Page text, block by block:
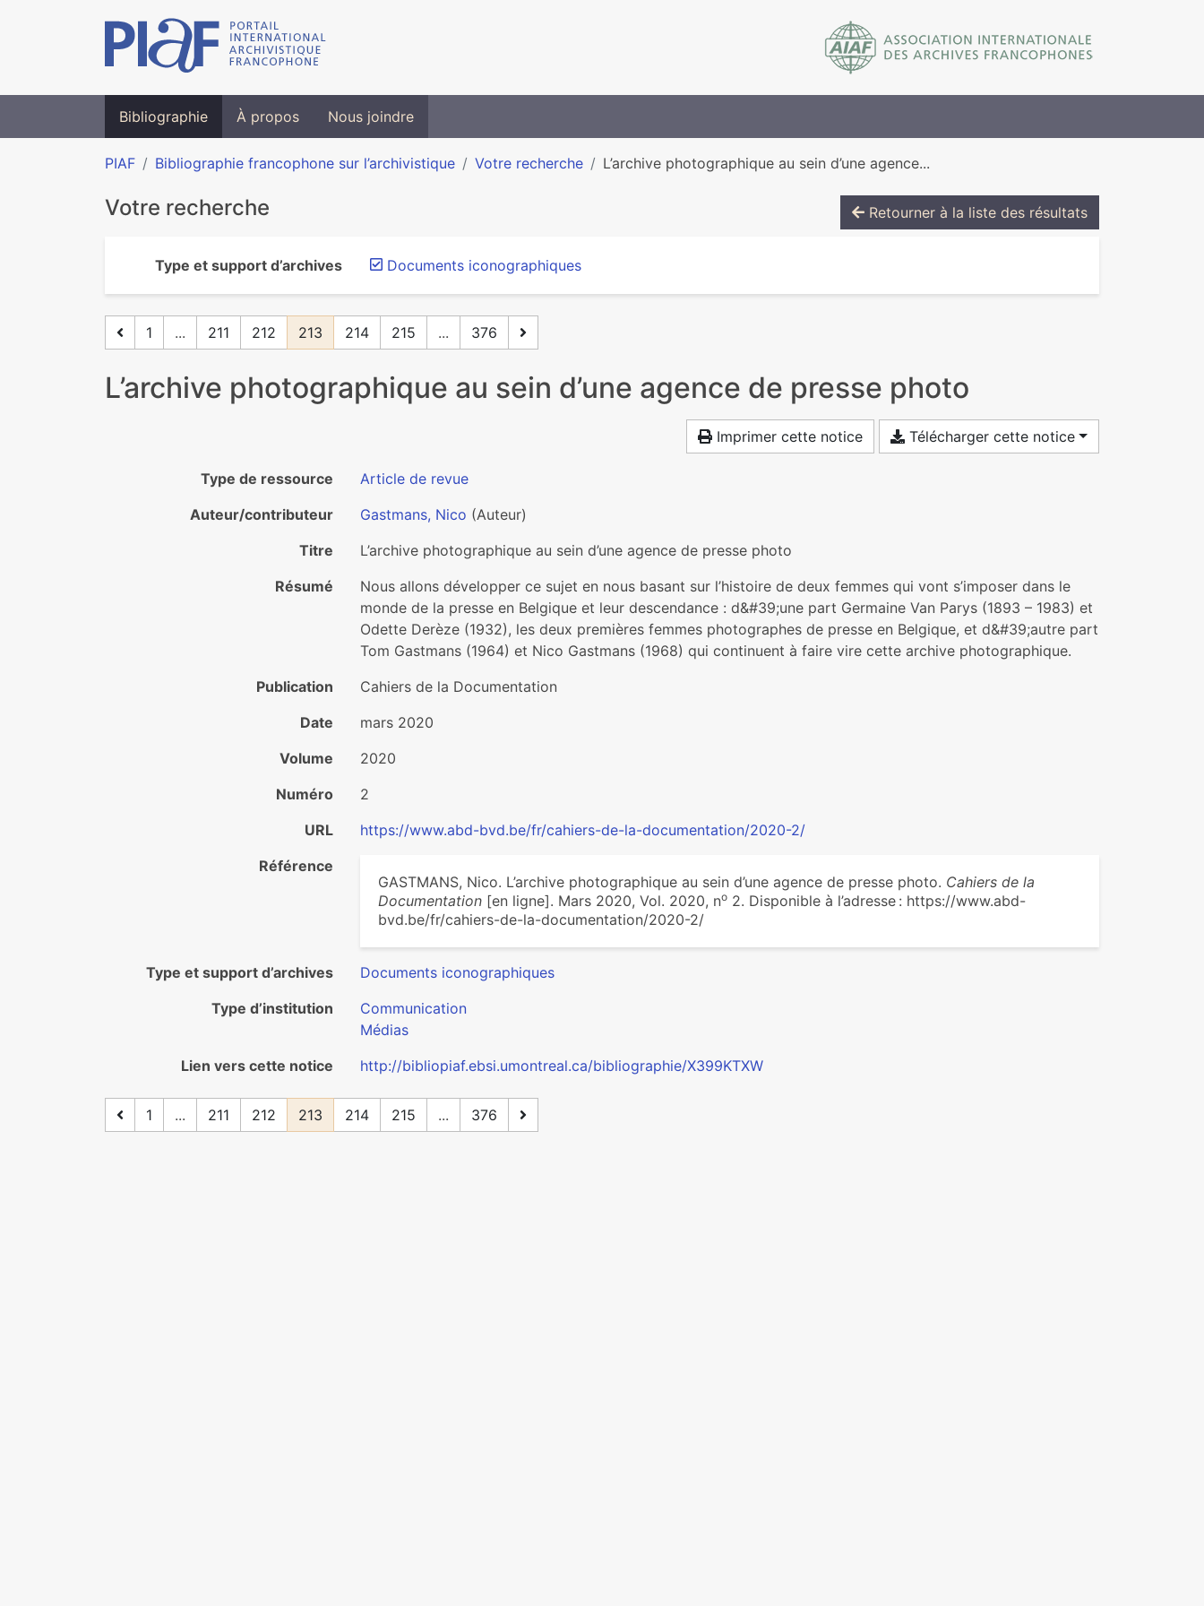
Bibliographie À propos Nous joindre
PIAF Bibliographie francophone sur l’archivistique Votre recherche L’archive photographique au sein d’une agence...
Votre recherche Retourner à la liste des résultats
Type et support d’archives Documents iconographiques
1 ... 211 212 213 214 215 ... 376
L’archive photographique au sein d’une agence de presse photo
Imprimer cette notice Télécharger cette notice
Type de ressource
Article de revue
Auteur/contributeur
Gastmans, Nico (Auteur)
Titre
L’archive photographique au sein d’une agence de presse photo
Résumé
Nous allons développer ce sujet en nous basant sur l’histoire de deux femmes qui vont s’imposer dans le
monde de la presse en Belgique et leur descendance : d&#39;une part Germaine Van Parys (1893 – 1983) et
Odette Derèze (1932), les deux premières femmes photographes de presse en Belgique, et d&#39;autre part
Tom Gastmans (1964) et Nico Gastmans (1968) qui continuent à faire vire cette archive photographique.
Publication
Cahiers de la Documentation
Date
mars 2020
Volume
2020
Numéro
2
URL
https://www.abd-bvd.be/fr/cahiers-de-la-documentation/2020-2/
Référence
GASTMANS, Nico. L’archive photographique au sein d’une agence de presse photo. Cahiers de la
Documentation [en ligne]. Mars 2020, Vol. 2020, no 2. Disponible à l’adresse : https://www.abd-
bvd.be/fr/cahiers-de-la-documentation/2020-2/
Type et support d’archives
Documents iconographiques
Type d’institution
Communication
Médias
Lien vers cette notice
http://bibliopiaf.ebsi.umontreal.ca/bibliographie/X399KTXW
1 ... 211 212 213 214 215 ... 376